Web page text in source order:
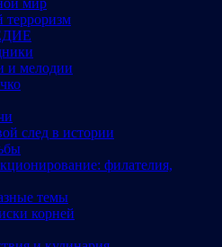
и мелодии
след в истории
филателия,
темы
корней